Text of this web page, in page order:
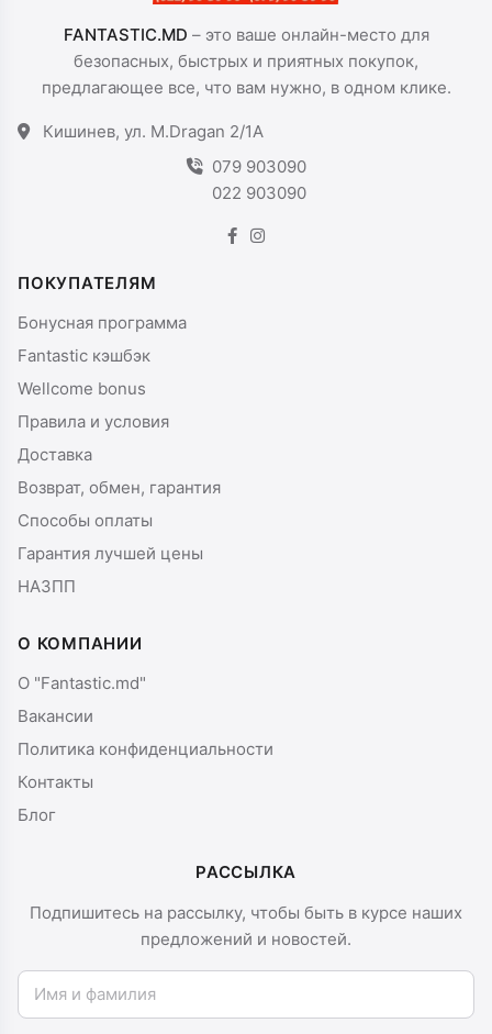
FANTASTIC.MD – это ваше онлайн-место для
безопасных, быстрых и приятных покупок,
предлагающее все, что вам нужно, в одном клике.
Кишинев, ул. M.Dragan 2/1A
079 903090
022 903090
ПОКУПАТЕЛЯМ
Бонусная программа
Fantastic кэшбэк
Wellcome bonus
Правила и условия
Доставка
Возврат, обмен, гарантия
Способы оплаты
Гарантия лучшей цены
НАЗПП
О КОМПАНИИ
О "Fantastic.md"
Вакансии
Политика конфиденциальности
Контакты
Блог
РАССЫЛКА
Подпишитесь на рассылку, чтобы быть в курсе наших
предложений и новостей.
Имя и фамилия